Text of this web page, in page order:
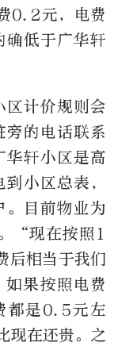
0.2元，电费
确低于广华轩
区计价规则会
旁的电话联系
华轩小区是高
小区总表，
。目前物业为
“现在按照1
后相当于我们
果按照电费
都是0.5元左
现在还贵。之